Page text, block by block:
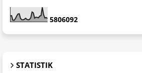
5806092
STATISTIK